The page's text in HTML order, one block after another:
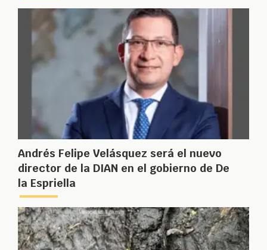
Andrés Felipe Velásquez será el nuevo
director de la DIAN en el gobierno de De
la Espriella